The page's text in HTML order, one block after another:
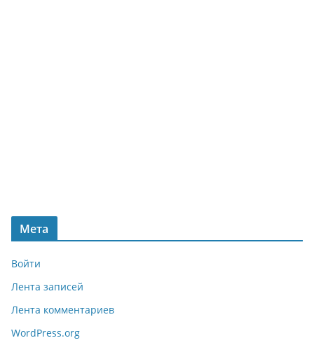
Мета
Войти
Лента записей
Лента комментариев
WordPress.org